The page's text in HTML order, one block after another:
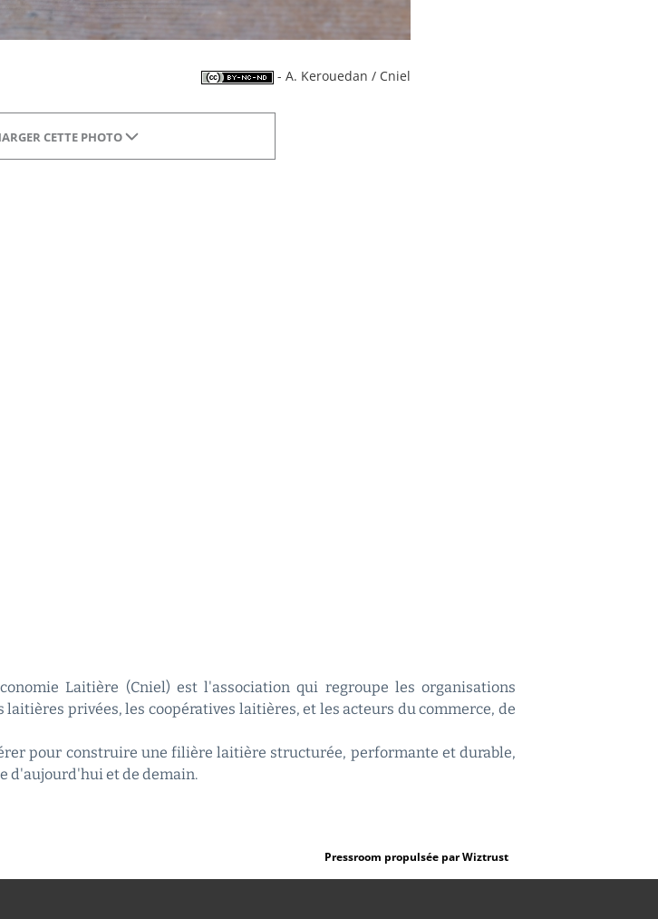
- A. Kerouedan / Cniel
CETTE PHOTO
Laitière (Cniel) est l'association qui regroupe les organisations
privées, les coopératives laitières, et les acteurs du commerce, de
pour construire une filière laitière structurée, performante et durable,
d'aujourd'hui et de demain.
Pressroom propulsée par Wiztrust